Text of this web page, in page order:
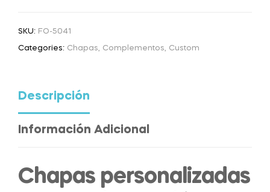
SKU: FO-5041
Categories: Chapas, Complementos, Custom
Descripción
Información Adicional
Chapas personalizadas